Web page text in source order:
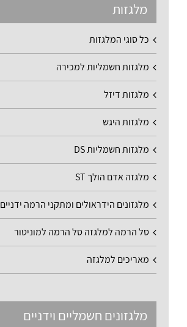
מלגזות
כל סוגי המלגזות
מלגזות חשמליות למכירה
מלגזות דיזל
מלגזות היגש
מלגזות חשמליות DS
מלגזה אדם הולך ST
מלגזונים הידראולים ומתקני הרמה ידניים
סל הרמה למלגזה סל הרמה למוניטור
מאריכים למלגזה
מלגזונים חשמליים וידניים